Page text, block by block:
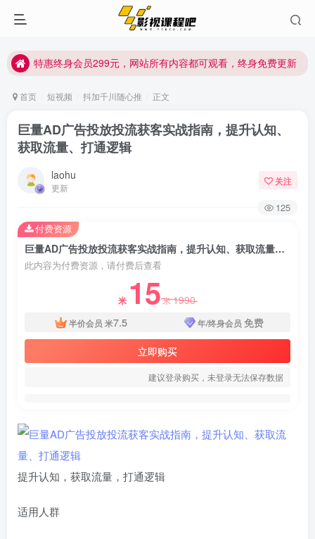
特惠终身会员299元，网站所有内容都可观看，终身免费更新
特惠终身会员299元，网站所有内容都可观看，终身免费更新
首页 短视频 抖加千川随心推 正文
巨量AD广告投放投流获客实战指南，提升认知、
获取流量、打通逻辑
laohu
更新
关注
125
巨量AD广告投放投流获客实战指南，提升认知、获取流量、打通逻辑
此内容为付费资源，请付费后查看
米 15米1990
半价会员 米7.5 年/终身会员 免费
立即购买
建议登录购买，未登录无法保存数据
付费资源
提升认知，获取流量，打通逻辑
适用人群